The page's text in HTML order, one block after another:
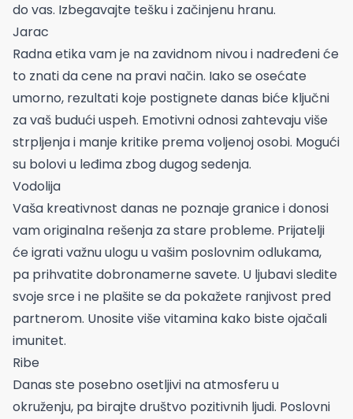
do vas. Izbegavajte tešku i začinjenu hranu.
Jarac
Radna etika vam je na zavidnom nivou i nadređeni će
to znati da cene na pravi način. Iako se osećate
umorno, rezultati koje postignete danas biće ključni
za vaš budući uspeh. Emotivni odnosi zahtevaju više
strpljenja i manje kritike prema voljenoj osobi. Mogući
su bolovi u leđima zbog dugog sedenja.
Vodolija
Vaša kreativnost danas ne poznaje granice i donosi
vam originalna rešenja za stare probleme. Prijatelji
će igrati važnu ulogu u vašim poslovnim odlukama,
pa prihvatite dobronamerne savete. U ljubavi sledite
svoje srce i ne plašite se da pokažete ranjivost pred
partnerom. Unosite više vitamina kako biste ojačali
imunitet.
Ribe
Danas ste posebno osetljivi na atmosferu u
okruženju, pa birajte društvo pozitivnih ljudi. Poslovni